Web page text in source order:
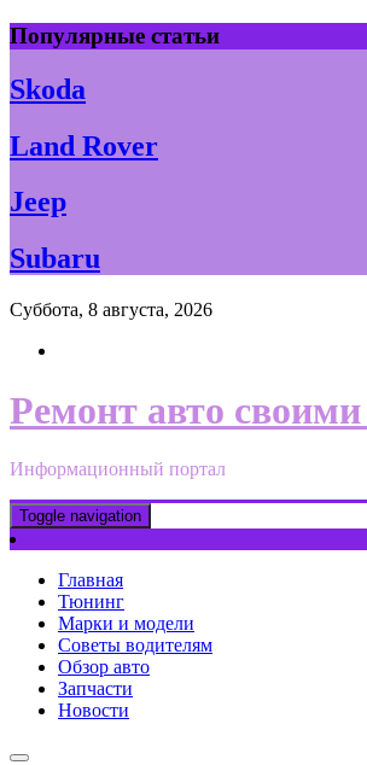
Skip
to
content
Популярные статьи
Skoda
Land Rover
Jeep
Subaru
Суббота, 8 августа, 2026
Ремонт авто
Информационный портал
Toggle navigation
Главная
Тюнинг
Марки и модели
Советы водителям
Обзор авто
Запчасти
Новости